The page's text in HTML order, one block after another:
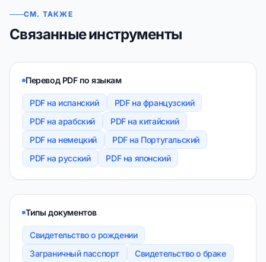
СМ. ТАКЖЕ
Связанные инструменты
Перевод PDF по языкам
PDF на испанский
PDF на французский
PDF на арабский
PDF на китайский
PDF на немецкий
PDF на Португальский
PDF на русский
PDF на японский
Типы документов
Свидетельство о рождении
Заграничный пасспорт
Свидетельство о браке